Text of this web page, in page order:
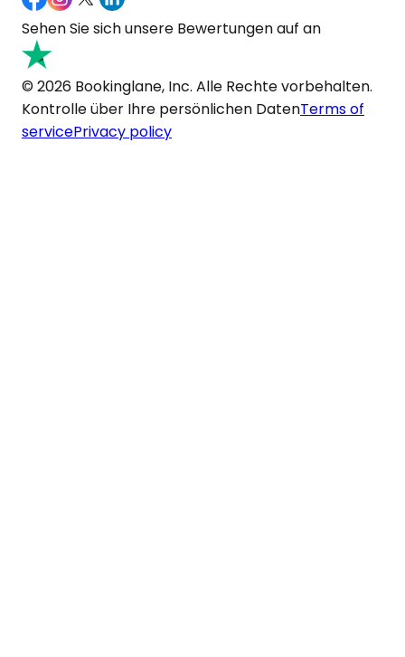
Sehen Sie sich unsere Bewertungen auf an
© 2026 Bookinglane, Inc. Alle Rechte vorbehalten.
Kontrolle über Ihre persönlichen DatenTerms of
servicePrivacy policy